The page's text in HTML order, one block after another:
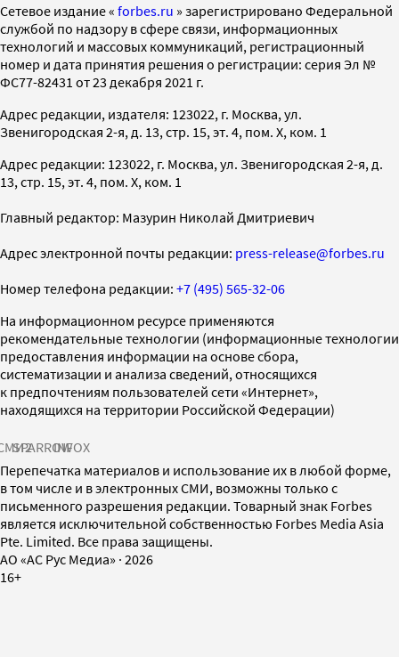
Cетевое издание « forbes.ru » зарегистрировано Федеральной
службой по надзору в сфере связи, информационных
технологий и массовых коммуникаций, регистрационный
номер и дата принятия решения о регистрации: серия Эл №
ФС77-82431 от 23 декабря 2021 г.
Адрес редакции, издателя: 123022, г. Москва, ул.
Звенигородская 2-я, д. 13, стр. 15, эт. 4, пом. X, ком. 1
Адрес редакции: 123022, г. Москва, ул. Звенигородская 2-я, д.
13, стр. 15, эт. 4, пом. X, ком. 1
Главный редактор: Мазурин Николай Дмитриевич
Адрес электронной почты редакции: press-release@forbes.ru
Номер телефона редакции: +7 (495) 565-32-06
На информационном ресурсе применяются
рекомендательные технологии (информационные технологии
предоставления информации на основе сбора,
систематизации и анализа сведений, относящихся
к предпочтениям пользователей сети «Интернет»,
находящихся на территории Российской Федерации)
SPARROWINFOX
Перепечатка материалов и использование их в любой форме,
в том числе и в электронных СМИ, возможны только с
письменного разрешения редакции. Товарный знак Forbes
является исключительной собственностью Forbes Media Asia
Pte. Limited. Все права защищены.
AO «АС Рус Медиа» · 2026
16+